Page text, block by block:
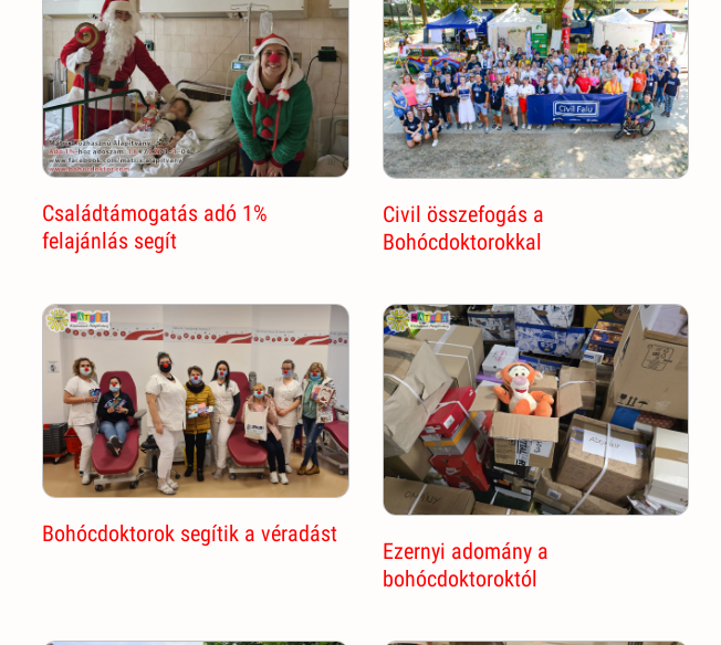
Családtámogatás adó 1%
felajánlás segít
Civil összefogás a
Bohócdoktorokkal
Bohócdoktorok segítik a véradást
Ezernyi adomány a
bohócdoktoroktól